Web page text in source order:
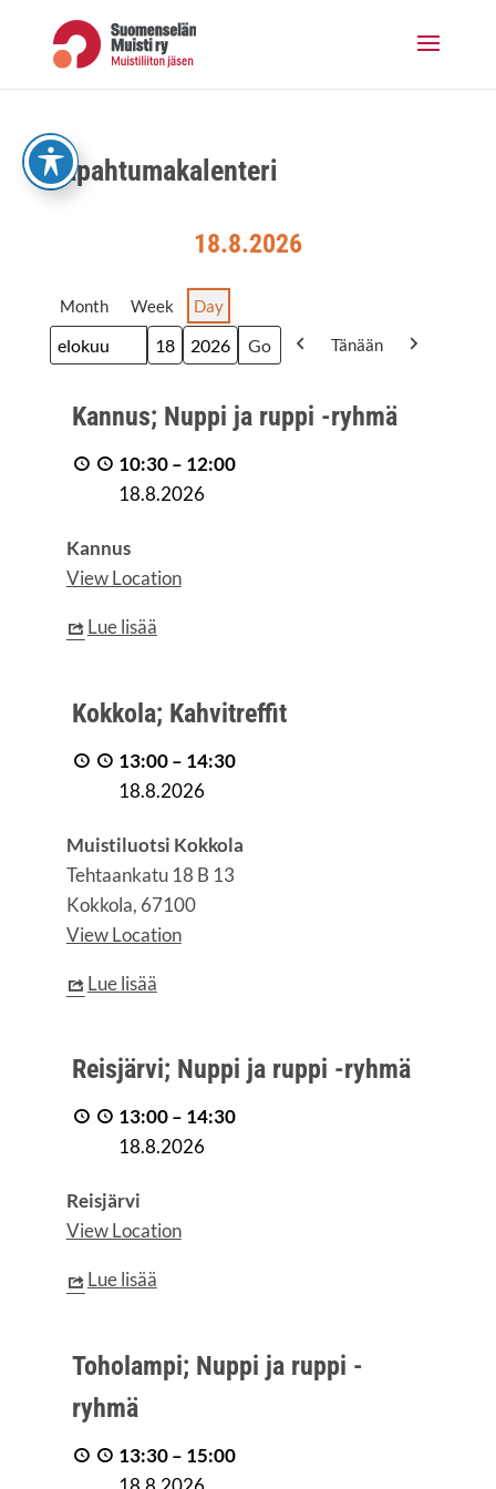
content
Tapah­tu­ma­ka­len­te­ri
18.8.2026
Month Week Day
Month
Day
Year Previous
Tänään
Next
nus;
rup­
ryhmä
Kan­nus; Nup­pi ja rup­pi -ryhmä
10:30 – 12:00
18.8.2026
Kannus
View Location
Lue lisää
Kahvitreffit
Kok­ko­la; Kahvitreffit
13:00 – 14:30
18.8.2026
Muistiluotsi Kokkola
Tehtaankatu 18 B 13
Kokkola, 67100
View Location
Lue lisää
jär­
Nup­
rup­
Reis­jär­vi; Nup­pi ja rup­pi -ryhmä
13:00 – 14:30
18.8.2026
Reisjärvi
View Location
Lue lisää
lam­
Nup­
Toho­lam­pi; Nup­pi ja rup­pi -
ryhmä
13:30 – 15:00